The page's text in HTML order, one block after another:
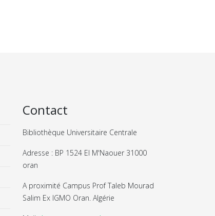
Contact
Bibliothèque Universitaire Centrale
Adresse : BP 1524 El M'Naouer 31000
oran
A proximité Campus Prof Taleb Mourad
Salim Ex IGMO Oran. Algérie